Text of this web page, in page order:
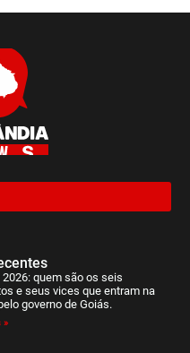
2026: quem são os seis
e seus vices que entram na
governo de Goiás.
»